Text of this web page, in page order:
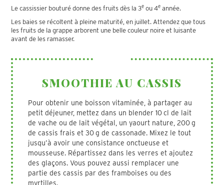
Le cassissier bouturé donne des fruits dès la 3e ou 4e année.
Les baies se récoltent à pleine maturité, en juillet. Attendez que tous
les fruits de la grappe arborent une belle couleur noire et luisante
avant de les ramasser.
SMOOTHIE AU CASSIS
Pour obtenir une boisson vitaminée, à partager au
petit déjeuner, mettez dans un blender 10 cl de lait
de vache ou de lait végétal, un yaourt nature, 200 g
de cassis frais et 30 g de cassonade. Mixez le tout
jusqu’à avoir une consistance onctueuse et
mousseuse. Répartissez dans les verres et ajoutez
des glaçons. Vous pouvez aussi remplacer une
partie des cassis par des framboises ou des
myrtilles.